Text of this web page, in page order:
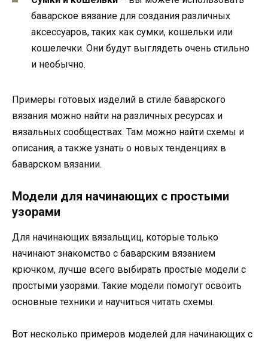
баварское вязание для создания различных
аксессуаров, таких как сумки, кошельки или
кошелечки. Они будут выглядеть очень стильно
и необычно.
Примеры готовых изделий в стиле баварского
вязания можно найти на различных ресурсах и
вязальных сообществах. Там можно найти схемы и
описания, а также узнать о новых тенденциях в
баварском вязании.
Модели для начинающих с простыми
узорами
Для начинающих вязальщиц, которые только
начинают знакомство с баварским вязанием
крючком, лучше всего выбирать простые модели с
простыми узорами. Такие модели помогут освоить
основные техники и научиться читать схемы.
Вот несколько примеров моделей для начинающих с